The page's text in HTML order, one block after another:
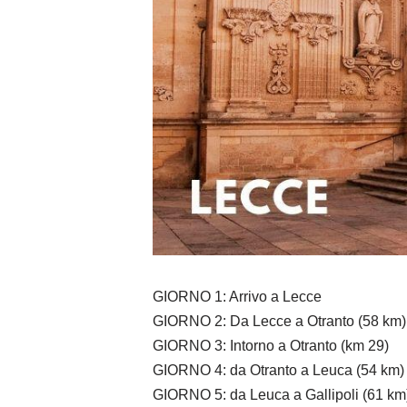
GIORNO 1: Arrivo a Lecce
GIORNO 2: Da Lecce a Otranto (58 km)
GIORNO 3: Intorno a Otranto (km 29)
GIORNO 4: da Otranto a Leuca (54 km)
GIORNO 5: da Leuca a Gallipoli (61